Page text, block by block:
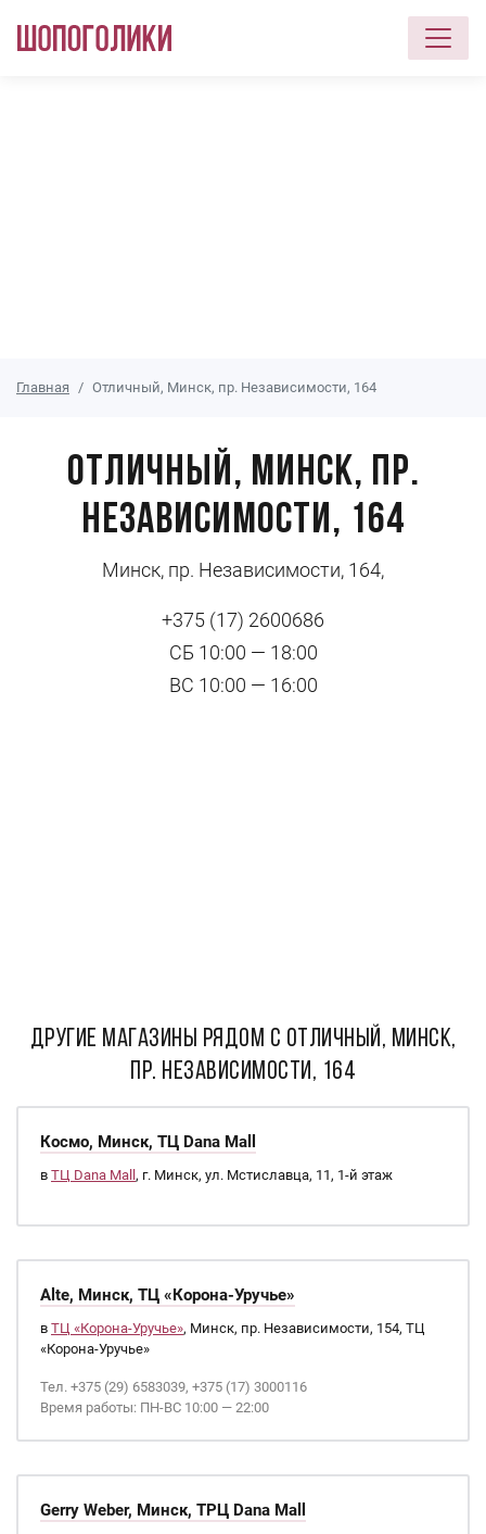
Главная Отличный, Минск, пр. Независимости, 164
Отличный, Минск, пр.
Независимости, 164
Минск, пр. Независимости, 164,
+375 (17) 2600686
СБ 10:00 — 18:00
ВС 10:00 — 16:00
ДРУГИЕ МАГАЗИНЫ РЯДОМ С Отличный, Минск,
пр. Независимости, 164
Космо, Минск, ТЦ Dana Mall
в ТЦ Dana Mall , г. Минск, ул. Мстиславца, 11, 1-й этаж
Alte, Минск, ТЦ «Корона-Уручье»
в ТЦ «Корона-Уручье», Минск, пр. Независимости, 154, ТЦ
«Корона-Уручье»
Тел. +375 (29) 6583039, +375 (17) 3000116
Время работы: ПН-ВС 10:00 — 22:00
Gerry Weber, Минск, ТРЦ Dana Mall